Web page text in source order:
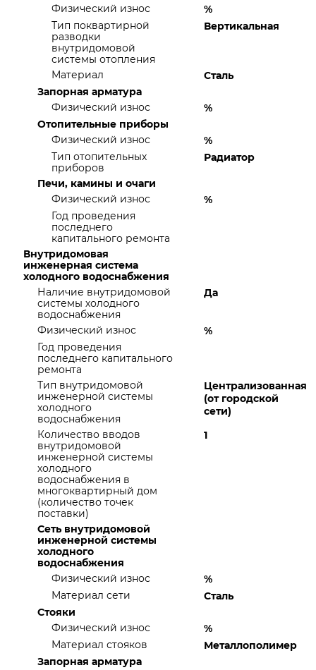
Физический износ
%
Тип поквартирной
разводки
внутридомовой
системы отопления
Вертикальная
Материал
Сталь
Запорная арматура
Физический износ
%
Отопительные приборы
Физический износ
%
Тип отопительных
приборов
Радиатор
Печи, камины и очаги
Физический износ
%
Год проведения
последнего
капитального ремонта
Внутридомовая
инженерная система
холодного водоснабжения
Наличие внутридомовой
системы холодного
водоснабжения
Да
Физический износ
%
Год проведения
последнего капитального
ремонта
Тип внутридомовой
инженерной системы
холодного
водоснабжения
Централизованная
(от городской
сети)
Количество вводов
внутридомовой
инженерной системы
холодного
водоснабжения в
многоквартирный дом
(количество точек
поставки)
1
Сеть внутридомовой
инженерной системы
холодного
водоснабжения
Физический износ
%
Материал сети
Сталь
Стояки
Физический износ
%
Материал стояков
Металлополимер
Запорная арматура